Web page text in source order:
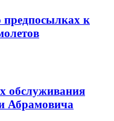
предпосылках к
обслуживания
Абрамовича